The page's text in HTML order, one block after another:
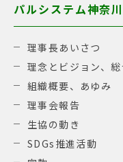
パルシステム神奈
理事長あいさつ
理念とビジョン、
組織概要、あゆみ
理事会報告
生協の動き
SDGs推進活動